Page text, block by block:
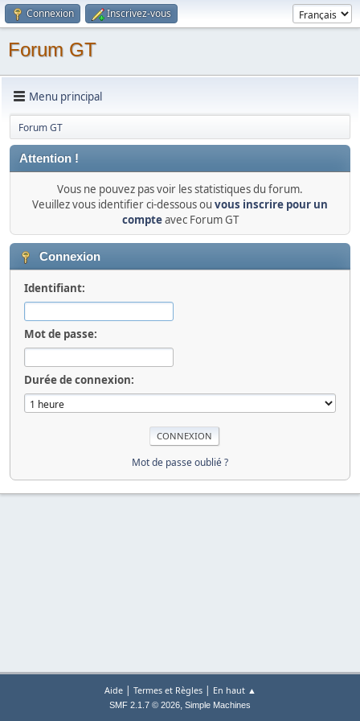
Connexion Inscrivez-vous
Forum GT
Menu principal
Forum GT
Attention !
Vous ne pouvez pas voir les statistiques du forum.
Veuillez vous identifier ci-dessous ou vous inscrire pour un
compteavec Forum GT
Connexion
Identifiant:
Mot de passe:
Durée de connexion:
Mot de passe oublié ?
Aide| Termes et Règles| En haut ▲
SMF 2.1.7 © 2026, Simple Machines